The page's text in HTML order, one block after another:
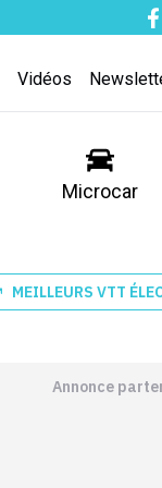
Vidéos
Microcar
MEILLEURS VTT
Annonce